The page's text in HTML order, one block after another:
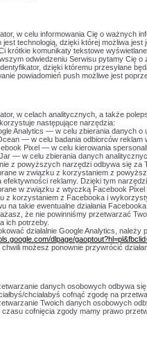
w celu informowania Cię o ważnych
jest technologią, dzięki której możliwa
krótkie komunikaty tekstowe
odwiedzeniu Serwisu pytamy Cię
dzięki któremu przesyłane
powiadomień push możliwe jest
w celach analitycznych, a także
następujące narzędzia:
Analytics — w celu zbierania danych o
— w celu badania odbiorców reklam
Pixel — w celu kierowania
— w celu zbierania danych
z powyższych narzędzi odbywa się za
w związku z korzystaniem z
efektywności reklamy. Dzięki tym
w związku z wtyczką Facebook
z korzystaniem z Facebooka i
na takie ewentualne działania Facebooka.
że nie powinniśmy przetwarzać
ich potrzeby.
działalnie Google Analytics,
dlpage/
chwili możesz ponownie przywrócić
danych osobowych odbywa
chciałabyś cofnąć zgodę na
Twoich danych osobowych
czasu cofnięcia zgody mamy prawo